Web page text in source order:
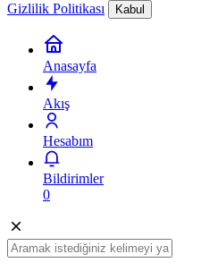
Gizlilik Politikası Kabul
Anasayfa
Akış
Hesabım
Bildirimler
0